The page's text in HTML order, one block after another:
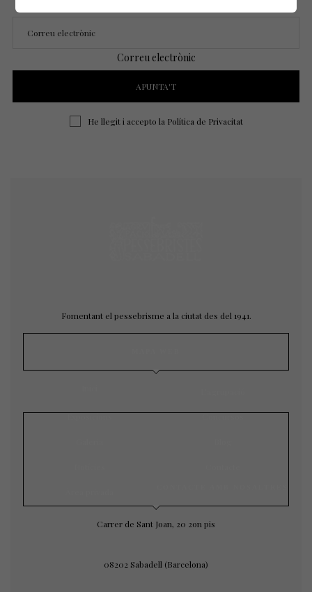
Correu electrònic
He llegit i accepto la Política de Privacitat
Fomentant el pessebrisme a la ciutat des del 1941.
Exposicions Concursos
Carrer de Sant Joan, 20 2on pis
08202 Sabadell (Barcelona)